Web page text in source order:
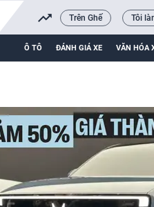
Trên Ghế Tôi
Ô TÔ ĐÁNH GIÁ XE VĂN HÓA